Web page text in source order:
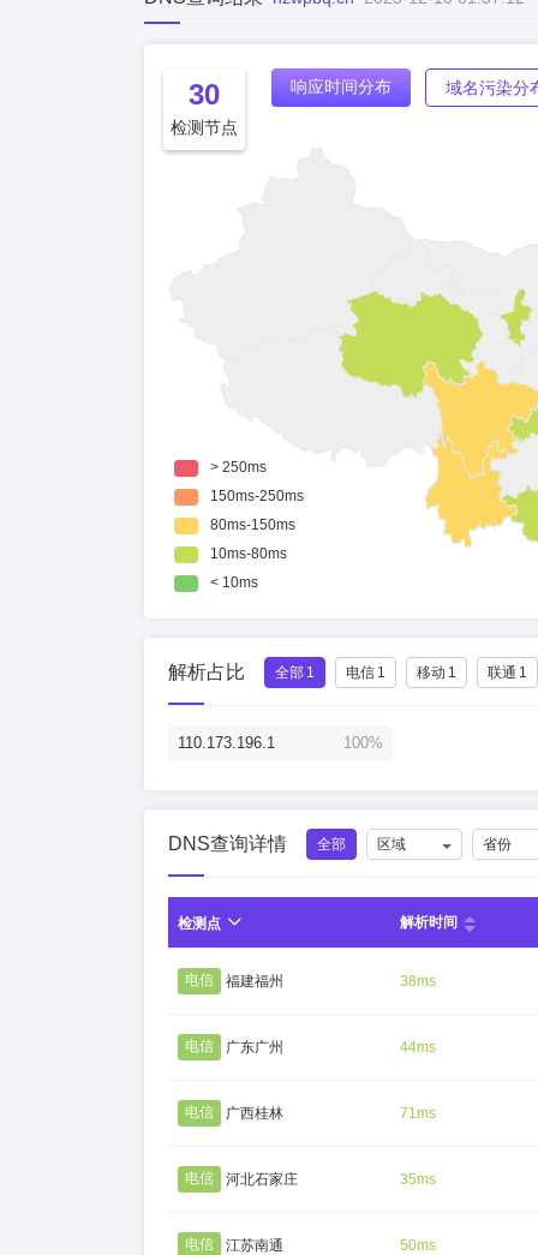
30
检测节点
响应时间分布 域名污染分
解析占比 全部 1 电信 1 移动 1 联通 1
110.173.196.1 100%
DNS查询详情 全部 区域 省份
检测点 解析时间
电信 福建福州 38ms
电信 广东广州 44ms
电信 广西桂林 71ms
电信 河北石家庄 35ms
电信 江苏南通 50ms